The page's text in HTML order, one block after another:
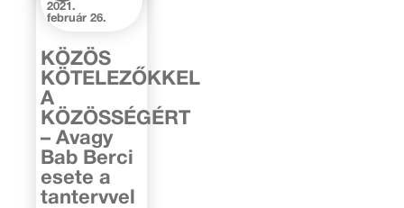
2021.
február 26.
KÖZÖS
KÖTELEZŐKKEL
A
KÖZÖSSÉGÉRT
– Avagy
Bab Berci
esete a
tantervvel